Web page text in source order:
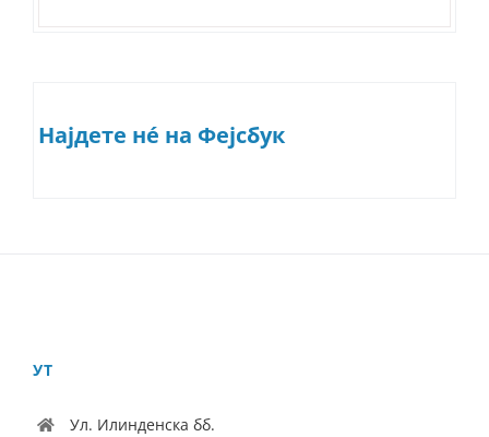
Најдете нé на Фејсбук
УТ
Ул. Илинденска бб.